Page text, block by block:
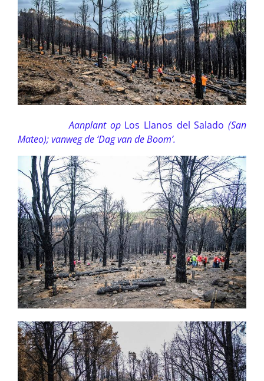
Aanplant op Los Llanos del Salado (San
Mateo); vanweg de ‘Dag van de Boom’.